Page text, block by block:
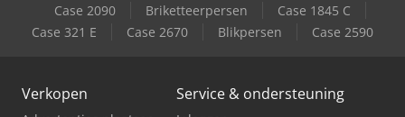
Case 2090 Briketteerpersen
Case 1845 C
Case 321 E
Case 2670 Blikpersen Case 2590
Verkopen Service & ondersteuning